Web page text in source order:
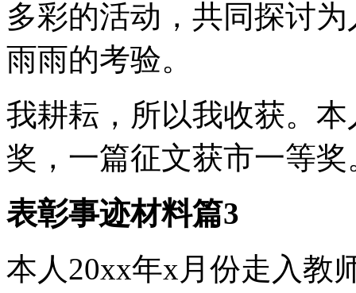
多彩的活动，共同探讨
雨雨的考验。
我耕耘，所以我收获。
奖，一篇征文获市一等奖
表彰事迹材料篇3
本人20xx年x月份走入教